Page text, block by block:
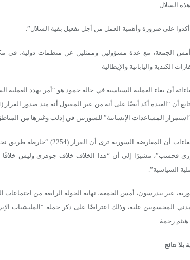
السلال.
على ضرورة وأهمية العمل من أجل تفعيل بقية السلال”.
أمس الجمعة، مع عدة مسؤولين وممثلين عن منظمات دولية، في
الكندية واليابانية والإيطالية
أن بقاء العملية السياسية في حالة جمود هو “أمر يهدد العملية
المساعدات الإنسانية” للسوريين في إدلب وغيرها من
المصادر أضافت أن العبدة أوضح خلال اللقاءات
فحسب”، مشيرًا إلى أن “هذا الخلاف خلاف جوهري وليس خلافًا
السياسية”.
غير بيدرسون، أمس الجمعة، نهاية الجولة الرابعة من اجتماعات
المحسوبين عليه، وذلك اعتراضًا على ذكر جملة “المليشيات
هيثم رحمة.
نتائج